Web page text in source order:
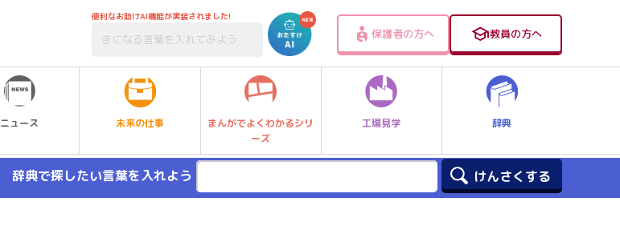
便利なお助けAI機能が実装されました!
保護者の方へ 教員の方へ
ニュース 未来の仕事
まんがでよくわかるシリ
ーズ
工場見学 辞典
辞典で探したい言葉を入れよう